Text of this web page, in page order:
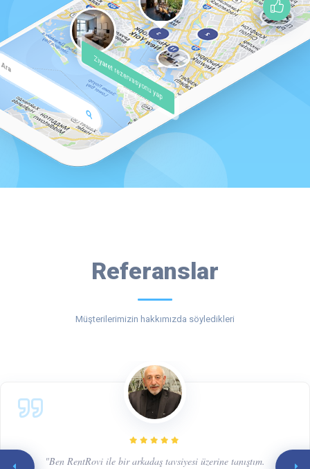
Ziyaret rezervasyonu yap
Ara
Referanslar
Müşterilerimizin hakkımızda söyledikleri
"Ben RentRovi ile bir arkadaş tavsiyesi üzerine tanıştım.